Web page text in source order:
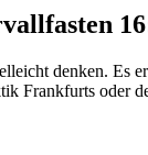
denken.
Frankfurts oder